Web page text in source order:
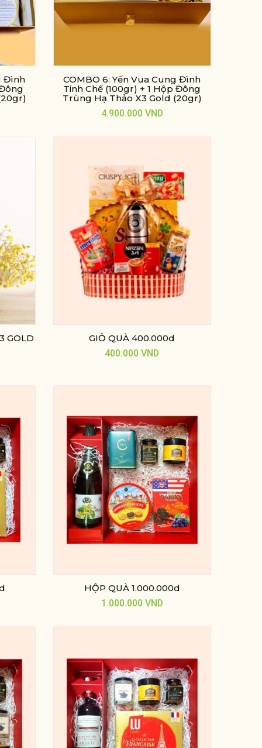
Đình
COMBO 6: Yến Vua Cung Đình
Tinh Chế (100gr) + 1 Hộp Đông
Trùng Hạ Thảo X3 Gold (20gr)
4.900.000 VND
GOLD
GIỎ QUÀ 400.000d
400.000VND
HỘP QUÀ 1.000.000d
1.000.000 VND